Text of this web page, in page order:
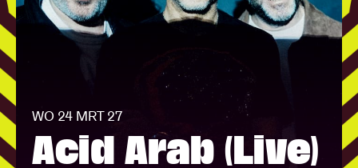
Nieuws
Bezoekersinfo
AB ❤ you
WO 24 MRT 27
Acid Arab (Live)